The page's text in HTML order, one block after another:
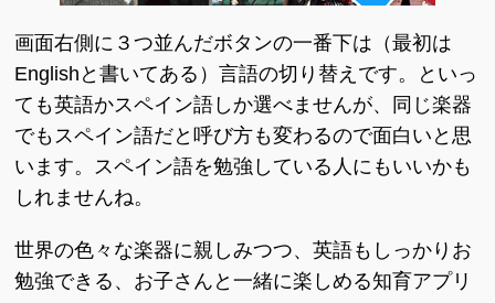
画面右側に３つ並んだボタンの一番下は（最初は
Englishと書いてある）言語の切り替えです。といっ
ても英語かスペイン語しか選べませんが、同じ楽器
でもスペイン語だと呼び方も変わるので面白いと思
います。スペイン語を勉強している人にもいいかも
しれませんね。
世界の色々な楽器に親しみつつ、英語もしっかりお
勉強できる、お子さんと一緒に楽しめる知育アプリ